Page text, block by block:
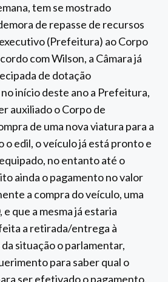
tem se mostrado
de repasse de recursos
(Prefeitura) ao Corpo
com Wilson, a Câmara já
de dotação
início deste ano a Prefeitura,
auxiliado o Corpo de
de uma nova viatura para a
o edil, o veículo já está pronto e
no entanto até o
ainda o pagamento no valor
a compra do veículo, uma
que a mesma já estaria
a retirada/entrega à
situação o parlamentar,
para saber qual o
ser efetivado o pagamento,